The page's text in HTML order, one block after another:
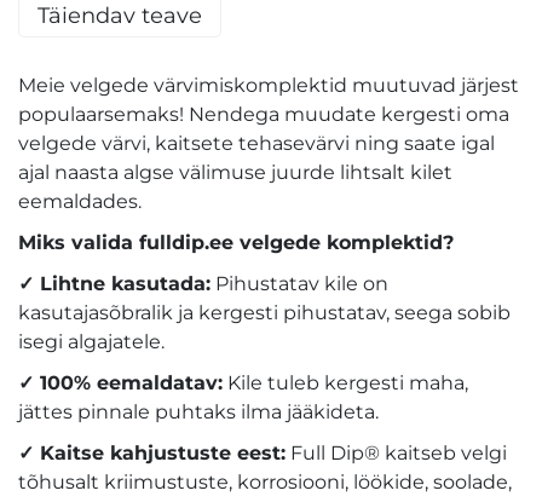
Täiendav teave
Meie velgede värvimiskomplektid muutuvad järjest
populaarsemaks! Nendega muudate kergesti oma
velgede värvi, kaitsete tehasevärvi ning saate igal
ajal naasta algse välimuse juurde lihtsalt kilet
eemaldades.
Miks valida fulldip.ee velgede komplektid?
✓ Lihtne kasutada: Pihustatav kile on
kasutajasõbralik ja kergesti pihustatav, seega sobib
isegi algajatele.
✓ 100% eemaldatav: Kile tuleb kergesti maha,
jättes pinnale puhtaks ilma jääkideta.
✓ Kaitse kahjustuste eest: Full Dip® kaitseb velgi
tõhusalt kriimustuste, korrosiooni, löökide, soolade,